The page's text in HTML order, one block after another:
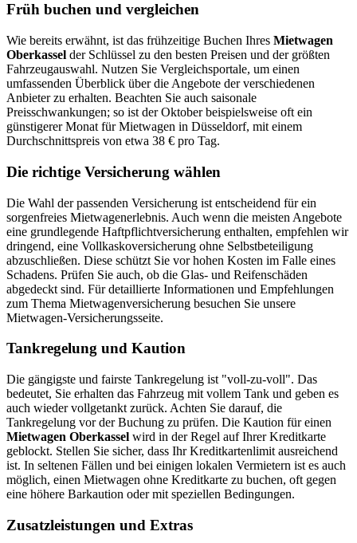
Früh buchen und vergleichen
Wie bereits erwähnt, ist das frühzeitige Buchen Ihres Mietwagen
Oberkassel der Schlüssel zu den besten Preisen und der größten
Fahrzeugauswahl. Nutzen Sie Vergleichsportale, um einen
umfassenden Überblick über die Angebote der verschiedenen
Anbieter zu erhalten. Beachten Sie auch saisonale
Preisschwankungen; so ist der Oktober beispielsweise oft ein
günstigerer Monat für Mietwagen in Düsseldorf, mit einem
Durchschnittspreis von etwa 38 € pro Tag.
Die richtige Versicherung wählen
Die Wahl der passenden Versicherung ist entscheidend für ein
sorgenfreies Mietwagenerlebnis. Auch wenn die meisten Angebote
eine grundlegende Haftpflichtversicherung enthalten, empfehlen wir
dringend, eine Vollkaskoversicherung ohne Selbstbeteiligung
abzuschließen. Diese schützt Sie vor hohen Kosten im Falle eines
Schadens. Prüfen Sie auch, ob die Glas- und Reifenschäden
abgedeckt sind. Für detaillierte Informationen und Empfehlungen
zum Thema Mietwagenversicherung besuchen Sie unsere
Mietwagen-Versicherungsseite.
Tankregelung und Kaution
Die gängigste und fairste Tankregelung ist "voll-zu-voll". Das
bedeutet, Sie erhalten das Fahrzeug mit vollem Tank und geben es
auch wieder vollgetankt zurück. Achten Sie darauf, die
Tankregelung vor der Buchung zu prüfen. Die Kaution für einen
Mietwagen Oberkassel wird in der Regel auf Ihrer Kreditkarte
geblockt. Stellen Sie sicher, dass Ihr Kreditkartenlimit ausreichend
ist. In seltenen Fällen und bei einigen lokalen Vermietern ist es auch
möglich, einen Mietwagen ohne Kreditkarte zu buchen, oft gegen
eine höhere Barkaution oder mit speziellen Bedingungen.
Zusatzleistungen und Extras